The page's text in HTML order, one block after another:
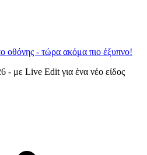
οθόνης - τώρα ακόμα πιο έξυπνο!
- με Live Edit για ένα νέο είδος